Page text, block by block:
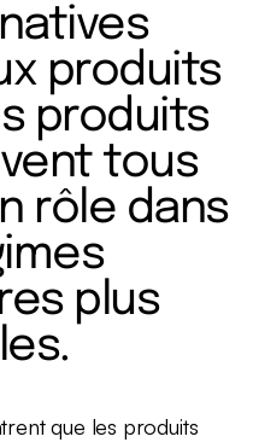
produits
produits
tous
rôle dans
plus
que les produits